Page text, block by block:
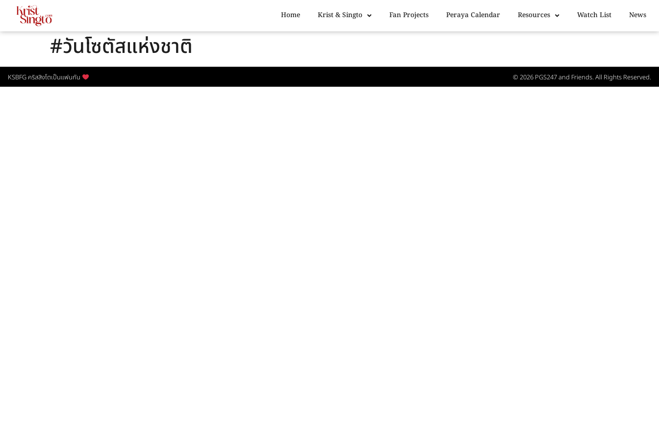
Home Krist & Singto Fan Projects Peraya Calendar Resources Watch List News
#วันโซตัสแห่งชาติ
KSBFG คริสสิงโตเป็นแฟนกัน © 2026 PGS247and Friends. All Rights Reserved.